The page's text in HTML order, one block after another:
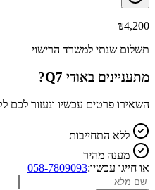
₪4,200
תשלום שנתי למשרד הרישוי
מתעניינים באודי Q7 ?
השאירו פרטים עכשיו ונעזור לכם
ללא התחייבות
מענה מהיר
או חייגו עכשיו:058-7809093